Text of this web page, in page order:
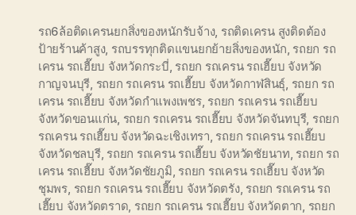
รถ6ล้อติดเครนยกสิ่งของหนักรับจ้าง, รถติดเครน สูงติดต้อง
ป้ายร้านค้าสูง, รถบรรทุกติดแขนยกย้ายสิ่งของหนัก, รถยก รถ
เครน รถเฮี๊ยบ จังหวัดกระบี่, รถยก รถเครน รถเฮี๊ยบ จังหวัด
กาญจนบุรี, รถยก รถเครน รถเฮี๊ยบ จังหวัดกาฬสินธุ์, รถยก รถ
เครน รถเฮี๊ยบ จังหวัดกำแพงเพชร, รถยก รถเครน รถเฮี๊ยบ
จังหวัดขอนแก่น, รถยก รถเครน รถเฮี๊ยบ จังหวัดจันทบุรี, รถยก
รถเครน รถเฮี๊ยบ จังหวัดฉะเชิงเทรา, รถยก รถเครน รถเฮี๊ยบ
จังหวัดชลบุรี, รถยก รถเครน รถเฮี๊ยบ จังหวัดชัยนาท, รถยก รถ
เครน รถเฮี๊ยบ จังหวัดชัยภูมิ, รถยก รถเครน รถเฮี๊ยบ จังหวัด
ชุมพร, รถยก รถเครน รถเฮี๊ยบ จังหวัดตรัง, รถยก รถเครน รถ
เฮี๊ยบ จังหวัดตราด, รถยก รถเครน รถเฮี๊ยบ จังหวัดตาก, รถยก